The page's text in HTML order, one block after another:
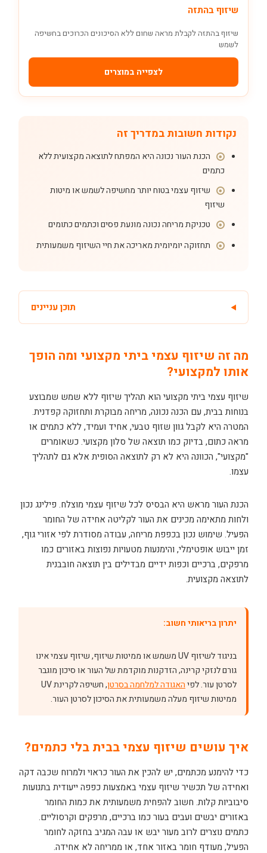
שיזוף בהתזה
שיזוף בהתזה לקבלת מראה שחום ללא הסיכונים הכרוכים בחשיפה
לשמש
לצפייה במוצרים
נקודות חשובות במדריך זה
הכנת העור נכונה היא המפתח לתוצאה מקצועית ללא
כתמים
שיזוף עצמי בטוח יותר מחשיפה לשמש או מיטות
שיזוף
טכניקת מריחה נכונה מונעת פסים וכתמים כתומים
תחזוקה יומיומית מאריכה את חיי השיזוף משמעותית
תוכן עניינים
מה זה שיזוף עצמי ביתי מקצועי ומה הופך
אותו למקצועי?
שיזוף עצמי ביתי מקצועי הוא תהליך שיזוף ללא שמש שמבוצע
בנוחות בבית, עם הכנה נכונה, מריחה מבוקרת ותחזוקה קפדנית.
המטרה היא לקבל גוון שזוף טבעי, אחיד ועמיד, ללא כתמים או
מראה כתום, בדיוק כמו תוצאה של סלון מקצועי. כשאומרים
"מקצועי", הכוונה היא לא רק לתוצאה הסופית אלא גם לתהליך
עצמו.
הכנת העור מראש היא הבסיס לכל שיזוף עצמי מוצלח. פילינג נכון
ולחות מתאימה מכינים את העור לקליטה אחידה של החומר
הפעיל. שימוש נכון בכפפת מריחה, עבודה מסודרת לפי אזורי גוף,
זמן ייבוש אופטימלי, והימנעות מטעויות נפוצות באזורים כמו
מרפקים, ברכיים וכפות ידיים מבדילים בין תוצאה חובבנית
לתוצאה מקצועית.
יתרון בריאותי חשוב:
בניגוד לשיזוף UV משמש או ממיטות שיזוף, שיזוף עצמי אינו
גורם לנזקי קרינה, הזדקנות מוקדמת של העור או סיכון מוגבר
לסרטן עור. לפיהאגודה למלחמה בסרטן
, חשיפה לקרינת UV
ממיטות שיזוף מעלה משמעותית את הסיכון לסרטן העור.
איך עושים שיזוף עצמי בבית בלי כתמים?
כדי להימנע מכתמים, יש להכין את העור כראוי ולמרוח שכבה דקה
ואחידה של תכשיר שיזוף עצמי באמצעות כפפה ייעודית בתנועות
סיבוביות קלות. חשוב להפחית משמעותית את כמות החומר
באזורים יבשים ועבים בעור כמו ברכיים, מרפקים וקרסוליים.
כתמים נוצרים לרוב מעור יבש או עבה המגיב בחזקה לחומר
הפעיל, מעודף חומר באזור אחד, או ממריחה לא אחידה.